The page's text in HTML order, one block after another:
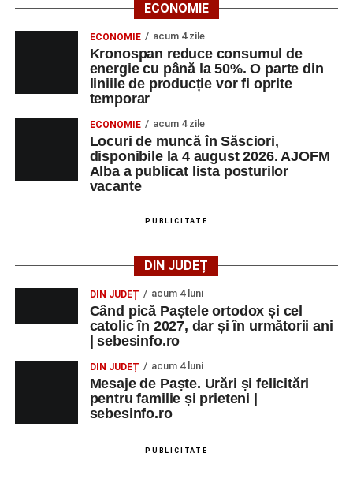
ECONOMIE
ECONOMIE acum 4 zile
Kronospan reduce consumul de
energie cu până la 50%. O parte din
liniile de producție vor fi oprite
temporar
ECONOMIE acum 4 zile
Locuri de muncă în Săsciori,
disponibile la 4 august 2026. AJOFM
Alba a publicat lista posturilor
vacante
PUBLICITATE
DIN JUDEȚ
DIN JUDEȚ acum 4 luni
Când pică Paștele ortodox și cel
catolic în 2027, dar și în următorii ani
| sebesinfo.ro
DIN JUDEȚ acum 4 luni
Mesaje de Paște. Urări și felicitări
pentru familie și prieteni |
sebesinfo.ro
PUBLICITATE